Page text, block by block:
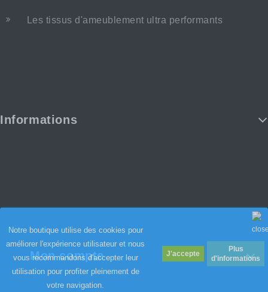
Notre boutique utilise des cookies pour
améliorer l'expérience utilisateur et nous
vous recommandons d'accepter leur
utilisation pour profiter pleinement de
votre navigation.
Plus
d'informations
Les tissus d'ameublement ultra performants
Informations
Mon compte